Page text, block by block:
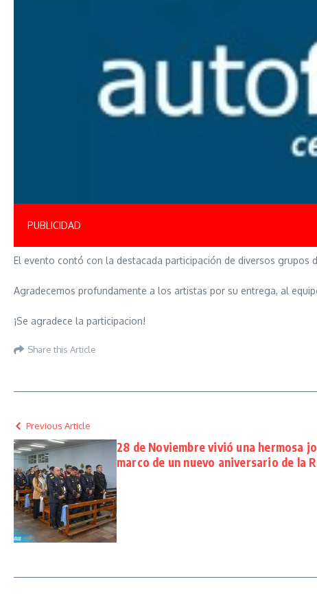
PUBLICIDAD
El evento contó con la destacada participación de diversos
Agradecemos profundamente a los artistas por su entrega, al
¡Se agradece la participacion!
Share this Article
Previous Article
28 de Noviembre vivió una hermosa
marco de un nuevo aniversario de la